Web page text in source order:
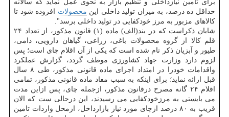
برای تامین نیازداخلی و تنظیم بازار به نحوی عمل نماید که سالانه
حداقل ده درصد، به میزان تولید داخلی این محصولات افزوده شود تا
کالاهای مزبور به مرز خودکفایی در تولید داخلی برسد".
شایان ذکراست که در بند(الف) ماده (۱) قانون مذکور، از تعداد ۲۴
قلم کالا از گروه محصولات باغی، زراعی، گیاهان دارویی، دامی،
طیور و آبزیان ذکر نام شده است که یکی از آن اقلام چای است؛ پس
لزوم دارد وزارت جهاد کشاورزی موظف گردد، گزارش عملکرد
واقدامات خودرا در امتداد اجرای ماده قانونی مذکور، طی ۸ سال
قبل ارائه نماید؛ برای اینکه به سبب مفاد ماده قانونی مذکور، تمامی
اقلام ۲۴ گانه مصرح درقانون مذکور، ازجمله چای، پس ازاین مدت
می بایستی به مرزخودکفایی می رسیدند، این درحالی ست که الان
قریب به ۸۰ درصد ازچای مورد نیاز بازارداخل، ازمحل واردات تامین